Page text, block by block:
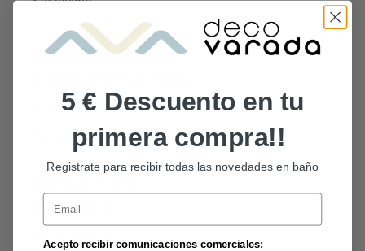
Accesorios de baño
Accesorios PMR
Complementos
Antideslizante
Forma del plato
5 € Descuento en tu
primera compra!!
Registrate para recibir todas las novedades en baño
Email
Acepto recibir comunicaciones comerciales: